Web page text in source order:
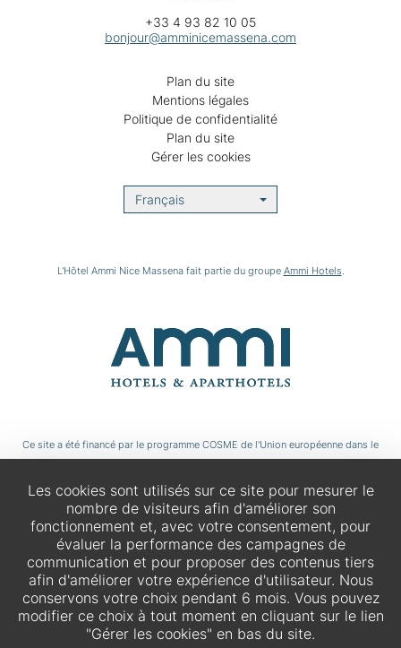
+33 4 93 82 10 05
bonjour@amminicemassena.com
Plan du site
Mentions légales
Politique de confidentialité
Plan du site
Gérer les cookies
Français
L'Hôtel Ammi Nice Massena fait partie du groupe Ammi Hotels.
Ce site a été financé par le programme COSME de l'Union européenne dans le
Les cookies sont utilisés sur ce site pour mesurer le
nombre de visiteurs afin d'améliorer son
fonctionnement et, avec votre consentement, pour
évaluer la performance des campagnes de
communication et pour proposer des contenus tiers
afin d'améliorer votre expérience d'utilisateur. Nous
conservons votre choix pendant 6 mois. Vous pouvez
modifier ce choix à tout moment en cliquant sur le lien
"Gérer les cookies" en bas du site.